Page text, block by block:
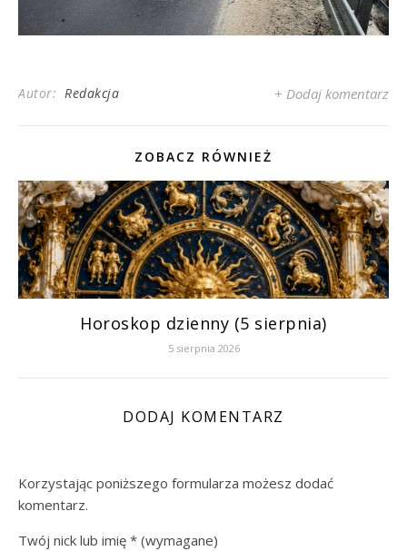
Autor: Redakcja + Dodaj komentarz
ZOBACZ RÓWNIEŻ
Horoskop dzienny (5 sierpnia)
5 sierpnia 2026
DODAJ KOMENTARZ
Korzystając poniższego formularza możesz dodać
komentarz.
Twój nick lub imię * (wymagane)